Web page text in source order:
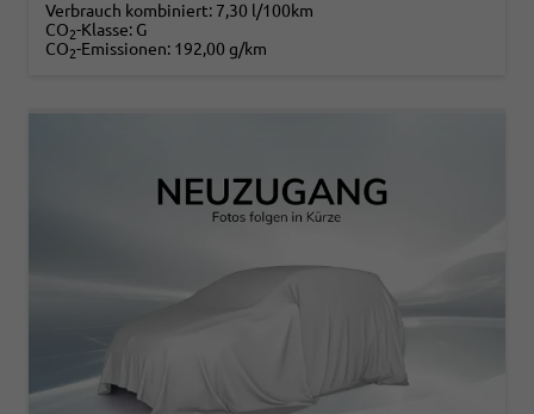
Verbrauch kombiniert: 7,30 l/100km
CO2-Klasse: G
CO2-Emissionen: 192,00 g/km